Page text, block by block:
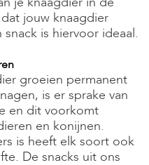
jouw knaagdier
is hiervoor ideaal.
groeien permanent
is er sprake van
en dit voorkomt
en konijnen.
is heeft elk soort ook
De snacks uit ons